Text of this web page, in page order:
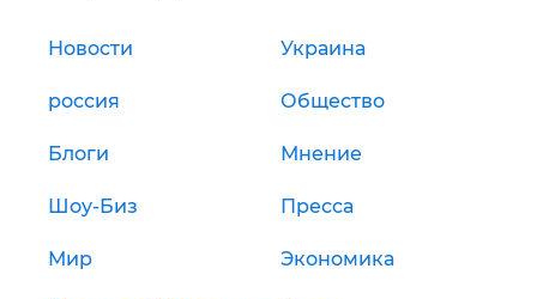
Новости Украина
россия Общество
Блоги Мнение
Шоу-Биз Пресса
Мир Экономика